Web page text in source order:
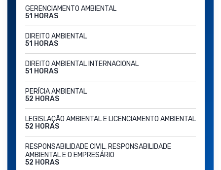
GERENCIAMENTO AMBIENTAL
51 HORAS
DIREITO AMBIENTAL
51 HORAS
DIREITO AMBIENTAL INTERNACIONAL
51 HORAS
PERÍCIA AMBIENTAL
52 HORAS
LEGISLAÇÃO AMBIENTAL E LICENCIAMENTO AMBIENTAL
52 HORAS
RESPONSABILIDADE CIVIL, RESPONSABILIDADE
AMBIENTAL E O EMPRESÁRIO
52 HORAS